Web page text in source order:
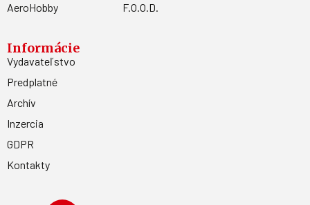
AeroHobby
F.O.O.D.
Informácie
Vydavateľstvo
Predplatné
Archív
Inzercia
GDPR
Kontakty